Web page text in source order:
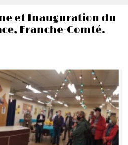
et Inauguration du
Franche-Comté.